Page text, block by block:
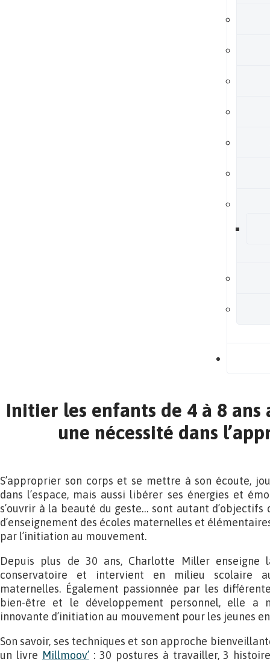
Initier les enfants de 4 à 8 ans
une nécessité dans
S’approprier son corps et se mettre à son écoute,
dans l’espace, mais aussi libérer ses énergies et
s’ouvrir à la beauté du geste… sont autant
d’enseignement des écoles maternelles et
par l’initiation au mouvement.
Depuis plus de 30 ans, Charlotte Miller enseigne
conservatoire et intervient en milieu scolaire
maternelles. Également passionnée par les
bien-être et le développement personnel, elle a
innovante d’initiation au mouvement pour les jeunes
Son savoir, ses techniques et son approche
un livre Millmoov’: 30 postures à travailler, 3